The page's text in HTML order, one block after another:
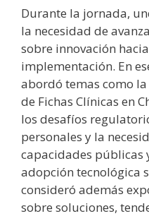
Durante la jornada,
la necesidad de
sobre innovación
implementación. En
abordó temas como
de Fichas Clínicas en
los desafíos
personales y la
capacidades públicas
adopción tecnológica
consideró además
sobre soluciones,